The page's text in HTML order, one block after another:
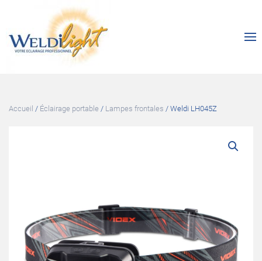
Accueil / Éclairage portable / Lampes frontales / Weldi LH045Z